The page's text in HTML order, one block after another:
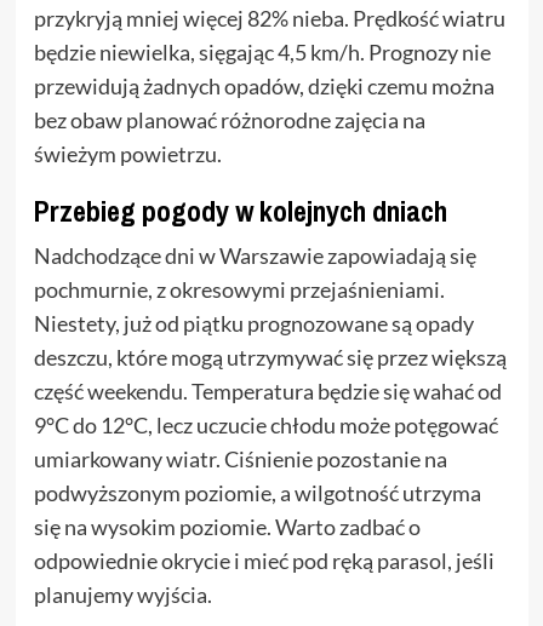
przykryją mniej więcej 82% nieba. Prędkość wiatru
będzie niewielka, sięgając 4,5 km/h. Prognozy nie
przewidują żadnych opadów, dzięki czemu można
bez obaw planować różnorodne zajęcia na
świeżym powietrzu.
Przebieg pogody w kolejnych dniach
Nadchodzące dni w Warszawie zapowiadają się
pochmurnie, z okresowymi przejaśnieniami.
Niestety, już od piątku prognozowane są opady
deszczu, które mogą utrzymywać się przez większą
część weekendu. Temperatura będzie się wahać od
9°C do 12°C, lecz uczucie chłodu może potęgować
umiarkowany wiatr. Ciśnienie pozostanie na
podwyższonym poziomie, a wilgotność utrzyma
się na wysokim poziomie. Warto zadbać o
odpowiednie okrycie i mieć pod ręką parasol, jeśli
planujemy wyjścia.